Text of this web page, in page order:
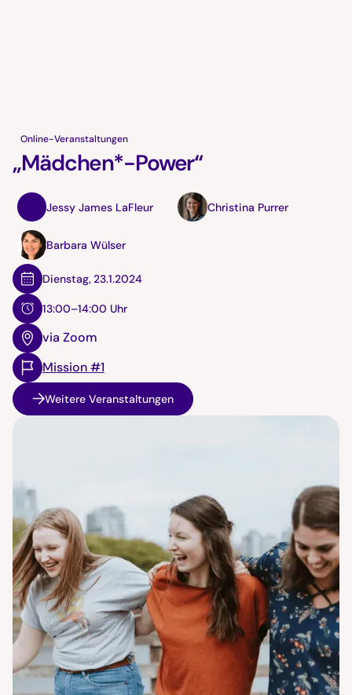
Online-Veranstaltungen
„Mädchen*-Power“
Jessy James LaFleur Christina Purrer
Barbara Wülser
Dienstag,23.1.2024
13:00–14:00 Uhr
via Zoom
Mission #1
Weitere Veranstaltungen